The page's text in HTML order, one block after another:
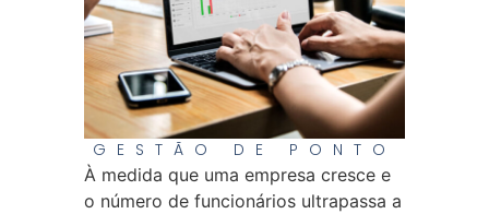
GESTÃO DE PONTO
À medida que uma empresa cresce e
o número de funcionários ultrapassa a